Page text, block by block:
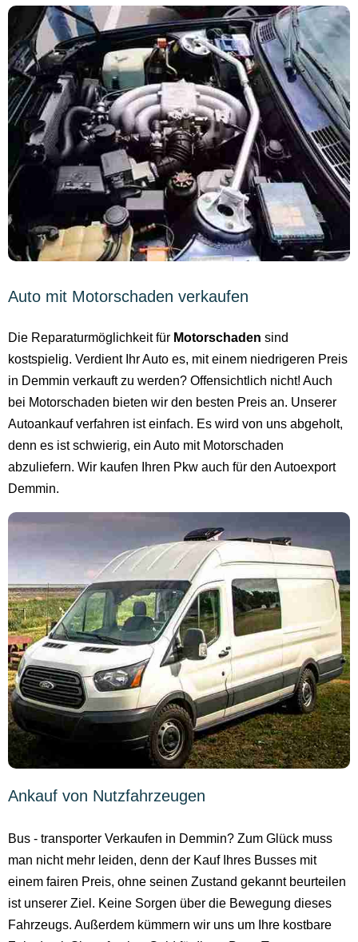
Auto mit Motorschaden verkaufen
Die Reparaturmöglichkeit für Motorschaden sind
kostspielig. Verdient Ihr Auto es, mit einem niedrigeren Preis
in Demmin verkauft zu werden? Offensichtlich nicht! Auch
bei Motorschaden bieten wir den besten Preis an. Unserer
Autoankauf verfahren ist einfach. Es wird von uns abgeholt,
denn es ist schwierig, ein Auto mit Motorschaden
abzuliefern. Wir kaufen Ihren Pkw auch für den Autoexport
Demmin.
Ankauf von Nutzfahrzeugen
Bus - transporter Verkaufen in Demmin? Zum Glück muss
man nicht mehr leiden, denn der Kauf Ihres Busses mit
einem fairen Preis, ohne seinen Zustand gekannt beurteilen
ist unserer Ziel. Keine Sorgen über die Bewegung dieses
Fahrzeugs. Außerdem kümmern wir uns um Ihre kostbare